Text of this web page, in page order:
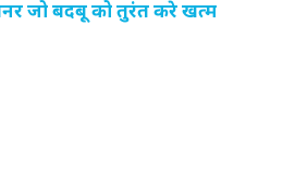
जो बदबू को तुरंत करे खत्म